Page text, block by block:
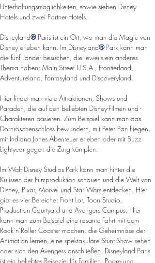
Unterhaltungsmöglichkeiten, sowie sieben Disney-
Hotels und zwei Partner-Hotels.
Disneyland® Paris ist ein Ort, wo man die Magie von
Disney erleben kann. Im Disneyland® Park kann man
die fünf Länder besuchen, die jeweils ein anderes
Thema haben: Main Street U.S.A., Frontierland,
Adventureland, Fantasyland und Discoveryland.
Hier findet man viele Attraktionen, Shows und
Paraden, die auf den beliebten Disney-Filmen und -
Charakteren basieren. Zum Beispiel kann man das
Dornröschenschloss bewundern, mit Peter Pan fliegen,
mit Indiana Jones Abenteuer erleben oder mit Buzz
Lightyear gegen die Zurg kämpfen.
Im Walt Disney Studios Park kann man hinter die
Kulissen der Filmproduktion schauen und die Welt von
Disney, Pixar, Marvel und Star Wars entdecken. Hier
gibt es vier Bereiche: Front Lot, Toon Studio,
Production Courtyard und Avengers Campus. Hier
kann man zum Beispiel eine rasante Fahrt mit dem
Rock’n’Roller Coaster machen, die Geheimnisse der
Animation lernen, eine spektakuläre Stunt-Show sehen
oder sich den Avengers anschließen. Disneyland Paris
ist ein beliebtes Reiseziel für Familien, Paare und